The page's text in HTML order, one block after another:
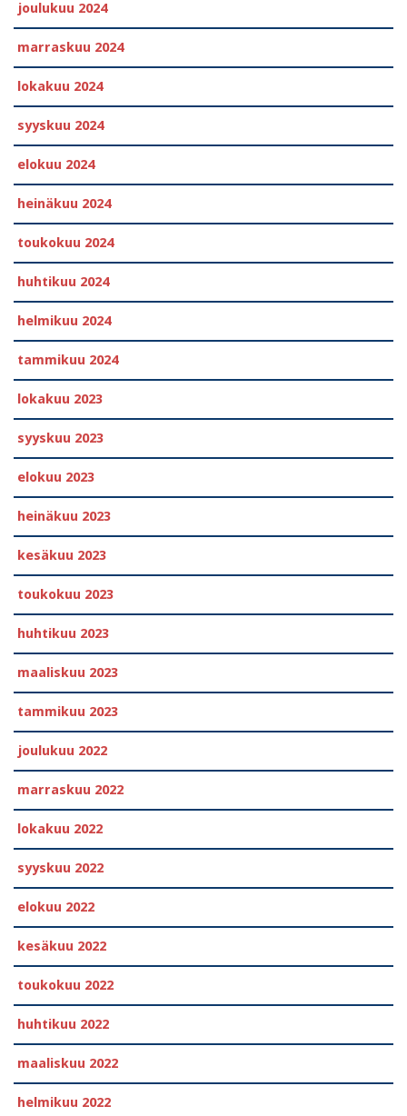
joulukuu 2024
marraskuu 2024
lokakuu 2024
syyskuu 2024
elokuu 2024
heinäkuu 2024
toukokuu 2024
huhtikuu 2024
helmikuu 2024
tammikuu 2024
lokakuu 2023
syyskuu 2023
elokuu 2023
heinäkuu 2023
kesäkuu 2023
toukokuu 2023
huhtikuu 2023
maaliskuu 2023
tammikuu 2023
joulukuu 2022
marraskuu 2022
lokakuu 2022
syyskuu 2022
elokuu 2022
kesäkuu 2022
toukokuu 2022
huhtikuu 2022
maaliskuu 2022
helmikuu 2022